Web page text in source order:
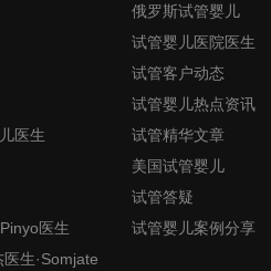
医生
医生
生·Somjate
俄罗斯试管婴儿
试管婴儿医院医生
试管客户动态
试管婴儿热点资讯
试管精华文章
美国试管婴儿
试管答疑
试管婴儿案例分享